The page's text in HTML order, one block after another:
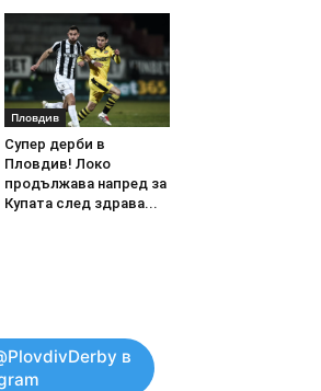
Пловдив
Супер дерби в
Пловдив! Локо
продължава напред за
Купата след здрава...
в